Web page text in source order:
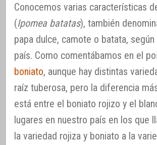
Conocemos varias características
(Ipomea batatas), también
papa dulce, camote o batata,
país. Como comentábamos en el
boniato, aunque hay distintas
raíz tuberosa, pero la diferencia
está entre el boniato rojizo y el
lugares en nuestro país en los que
la variedad rojiza y boniato a la